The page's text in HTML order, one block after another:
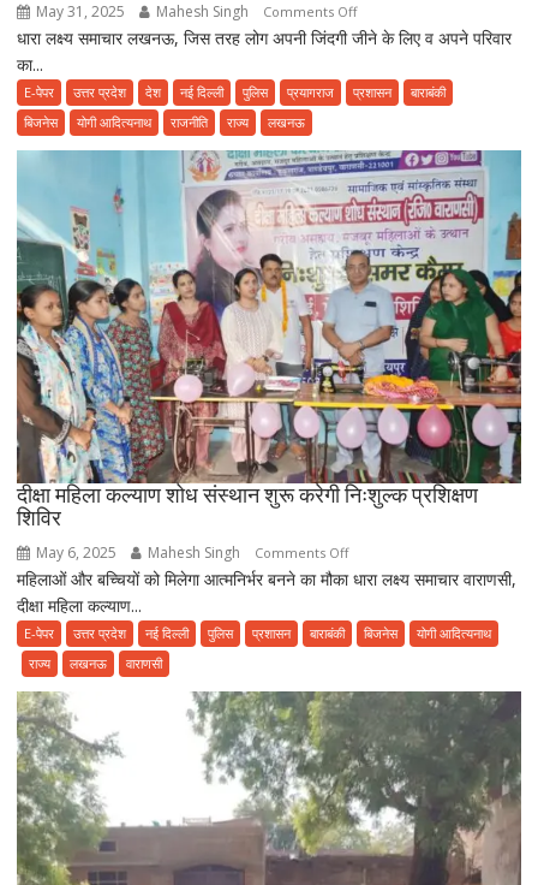
May 31, 2025 Mahesh Singh Comments Offon
तथास्तु
के
आरोप,
नहीं
देते
खून
पसीने
की
रकम
धारा लक्ष्य समाचार लखनऊ, जिस तरह लोग अपनी जिंदगी जीने के लिए व अपने परिवार
का...
E-पेपर उत्तर प्रदेश देश नई दिल्ली पुलिस प्रयागराज प्रशासन
बाराबंकी
बिजनेस
योगी आदित्यनाथ राजनीति राज्य लखनऊ
दीक्षा महिला कल्याण शोध संस्थान शुरू करेगी निःशुल्क प्रशिक्षण
शिविर
May 6, 2025 Mahesh Singh Comments Offon
दीक्षा
कल्याण
करेगी
निःशुल्क
प्रशिक्षण
शिविर
महिलाओं और बच्चियों को मिलेगा आत्मनिर्भर बनने का मौका धारा लक्ष्य समाचार वाराणसी,
दीक्षा महिला कल्याण...
E-पेपर उत्तर प्रदेश नई दिल्ली पुलिस प्रशासन बाराबंकी बिजनेस
योगी आदित्यनाथ
राज्य
लखनऊ वाराणसी